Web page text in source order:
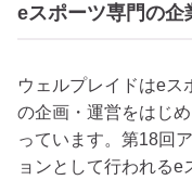
eスポーツ専門の企
ウェルプレイドはeス
の企画・運営をはじ
っています。第18回
ョンとして行われるe